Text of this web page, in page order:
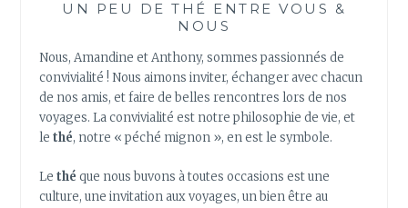
UN PEU DE THÉ ENTRE VOUS &
NOUS
Nous, Amandine et Anthony, sommes passionnés de
convivialité ! Nous aimons inviter, échanger avec chacun
de nos amis, et faire de belles rencontres lors de nos
voyages. La convivialité est notre philosophie de vie, et
lethé, notre « péché mignon », en est le symbole.
Lethé que nous buvons à toutes occasions est une
culture, une invitation aux voyages, un bien être au